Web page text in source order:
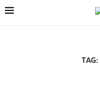
TAG: